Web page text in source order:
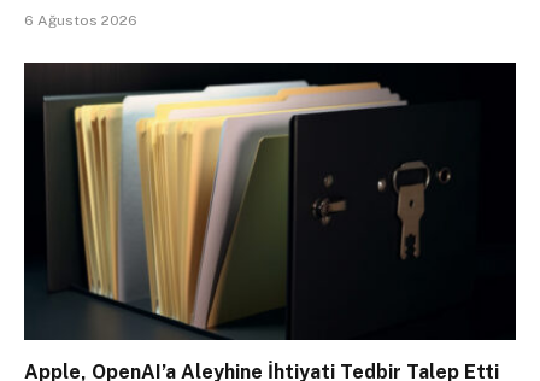
6 Ağustos 2026
Apple, OpenAI’a Aleyhine İhtiyati Tedbir Talep Etti